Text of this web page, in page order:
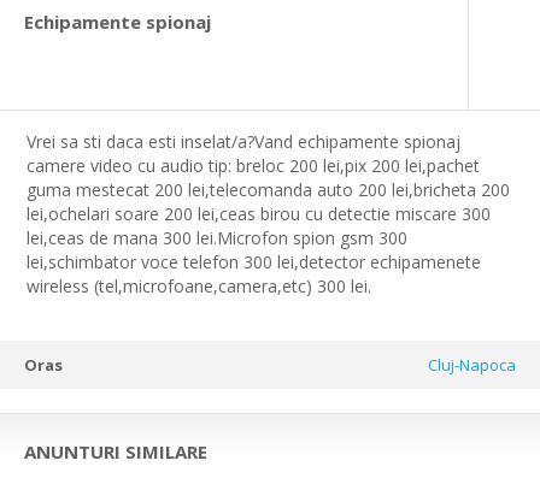
Echipamente spionaj
Vrei sa sti daca esti inselat/a?Vand echipamente spionaj
camere video cu audio tip: breloc 200 lei,pix 200 lei,pachet
guma mestecat 200 lei,telecomanda auto 200 lei,bricheta 200
lei,ochelari soare 200 lei,ceas birou cu detectie miscare 300
lei,ceas de mana 300 lei.Microfon spion gsm 300
lei,schimbator voce telefon 300 lei,detector echipamenete
wireless (tel,microfoane,camera,etc) 300 lei.
Oras Cluj-Napoca
ANUNTURI SIMILARE